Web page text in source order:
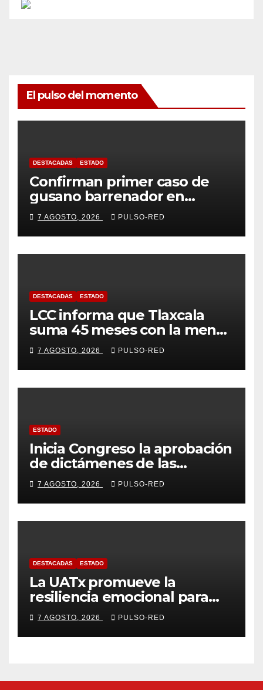
El pulso del momento
DESTACADAS ESTADO
Confirman primer caso de
gusano barrenador en
humano en Tlaxcala
7 AGOSTO, 2026 PULSO-RED
DESTACADAS ESTADO
LCC informa que Tlaxcala
suma 45 meses con la menor
tasa de delitos en el país
7 AGOSTO, 2026 PULSO-RED
ESTADO
Inicia Congreso la aprobación
de dictámenes de las
cuentas públicas de entes
fiscalizables del ejercicio
fiscal 2025
7 AGOSTO, 2026 PULSO-RED
DESTACADAS ESTADO
La UATx promueve la
resiliencia emocional para
fortalecer salud y bienestar
de estudiantes y docentes
7 AGOSTO, 2026 PULSO-RED